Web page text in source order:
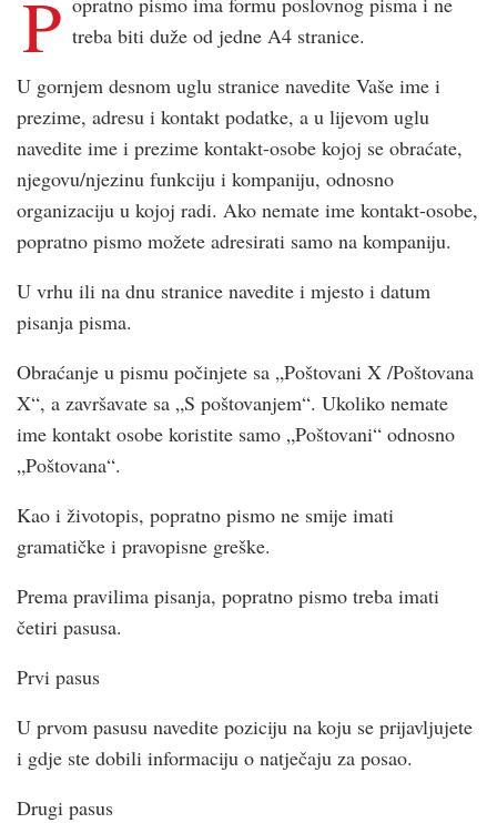
P treba biti duže od jedne A4 stranice.
U gornjem desnom uglu stranice navedite Vaše ime i
prezime, adresu i kontakt podatke, a u lijevom uglu
navedite ime i prezime kontakt-osobe kojoj se obraćate,
njegovu/njezinu funkciju i kompaniju, odnosno
organizaciju u kojoj radi. Ako nemate ime kontakt-osobe,
popratno pismo možete adresirati samo na kompaniju.
U vrhu ili na dnu stranice navedite i mjesto i datum
pisanja pisma.
Obraćanje u pismu počinjete sa „Poštovani X /Poštovana
X“, a završavate sa „S poštovanjem“. Ukoliko nemate
ime kontakt osobe koristite samo „Poštovani“ odnosno
„Poštovana“.
Kao i životopis, popratno pismo ne smije imati
gramatičke i pravopisne greške.
Prema pravilima pisanja, popratno pismo treba imati
četiri pasusa.
Prvi pasus
U prvom pasusu navedite poziciju na koju se prijavljujete
i gdje ste dobili informaciju o natječaju za posao.
Drugi pasus